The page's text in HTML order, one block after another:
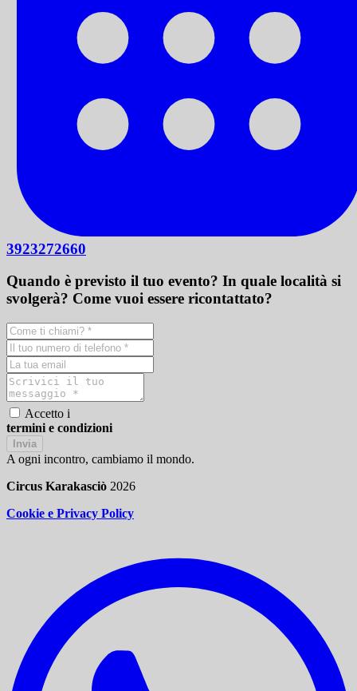
3923272660
Quando è previsto il tuo evento? In quale località si
svolgerà? Come vuoi essere ricontattato?
Accetto i
termini e condizioni
Invia
A ogni incontro, cambiamo il mondo.
Circus Karakasciò 2026
Cookie e Privacy Policy